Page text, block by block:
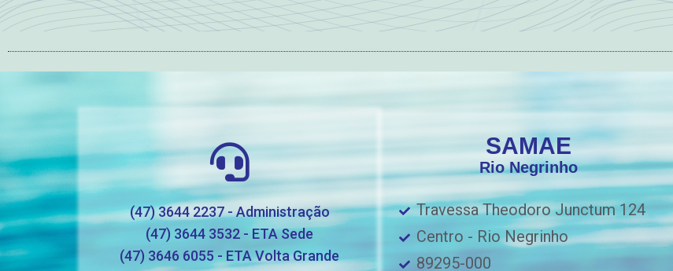
(47) 3644 2237 - Administração
(47) 3644 3532 - ETA Sede
(47) 3646 6055 - ETA Volta Grande
SAMAE
Rio Negrinho
Travessa Theodoro Junctum 124
Centro - Rio Negrinho
89295-000